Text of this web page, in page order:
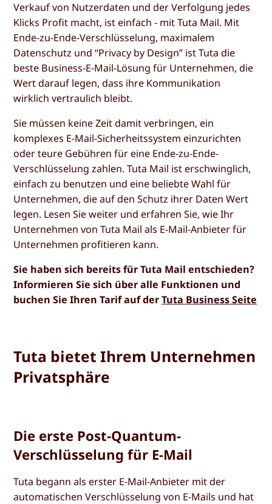
Verkauf von Nutzerdaten und der Verfolgung jedes
Klicks Profit macht, ist einfach - mit Tuta Mail. Mit
Ende-zu-Ende-Verschlüsselung, maximalem
Datenschutz und “Privacy by Design” ist Tuta die
beste Business-E-Mail-Lösung für Unternehmen, die
Wert darauf legen, dass ihre Kommunikation
wirklich vertraulich bleibt.
Sie müssen keine Zeit damit verbringen, ein
komplexes E-Mail-Sicherheitssystem einzurichten
oder teure Gebühren für eine Ende-zu-Ende-
Verschlüsselung zahlen. Tuta Mail ist erschwinglich,
einfach zu benutzen und eine beliebte Wahl für
Unternehmen, die auf den Schutz ihrer Daten Wert
legen. Lesen Sie weiter und erfahren Sie, wie Ihr
Unternehmen von Tuta Mail als E-Mail-Anbieter für
Unternehmen profitieren kann.
Sie haben sich bereits für Tuta Mail entschieden?
Informieren Sie sich über alle Funktionen und
buchen Sie Ihren Tarif auf derTuta Business Seite
Tuta bietet Ihrem Unternehmen
Privatsphäre
Die erste Post-Quantum-
Verschlüsselung für E-Mail
Tuta begann als erster E-Mail-Anbieter mit der
automatischen Verschlüsselung von E-Mails und hat